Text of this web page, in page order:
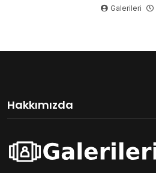
Galerileri
Hakkımızda